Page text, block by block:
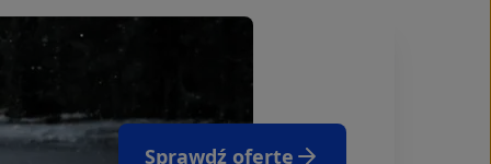
Sprawdź ofertę